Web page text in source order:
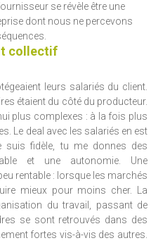
se révèle être une
dont nous ne percevons
collectif
leurs salariés du client.
étaient du côté du producteur.
plus complexes : à la fois plus
Le deal avec les salariés en est
suis fidèle, tu me donnes des
et une autonomie. Une
rentable : lorsque les marchés
mieux pour moins cher. La
du travail, passant de
se sont retrouvés dans des
fortes vis-à-vis des autres.